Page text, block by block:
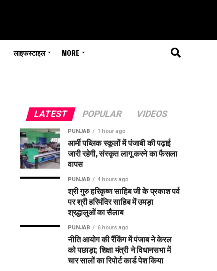
लाइफस्टाइल MORE
LATEST POPULAR VIDEOS
PUNJAB 1 hour ago
आर्मी पब्लिक स्कूलों में पंजाबी की पढ़ाई
जारी रहेगी, संस्कृत लागू करने का फैसला
वापस
PUNJAB 4 hours ago
श्री गुरु हरिकृष्ण साहिब जी के प्रकाश पर्व
पर श्री हरिमंदिर साहिब में उमड़ा
श्रद्धालुओं का सैलाब
PUNJAB 6 hours ago
नीति आयोग की रैंकिंग में पंजाब ने केरल
को पछाड़ा; शिक्षा मंत्री ने विधानसभा में
चार सालों का रिपोर्ट कार्ड पेश किया